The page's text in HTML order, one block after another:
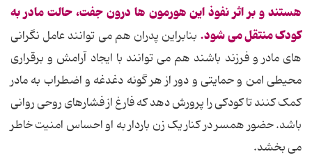
هستند و بر اثر نفوذ این هورمون ها درون جفت، حالت مادر به
کودک منتقل می شود. بنابراین پدران هم می توانند عامل نگرانی
های مادر و فرزند باشند هم می توانند با ایجاد آرامش و برقراری
محیطی امن و حمایتی و دور از هر گونه دغدغه و اضطراب به مادر
کمک کنند تا کودکی را پرورش دهد که فارغ از فشارهای روحی روانی
باشد. حضور همسر در کنار یک زن باردار به او احساس امنیت خاطر
می بخشد.